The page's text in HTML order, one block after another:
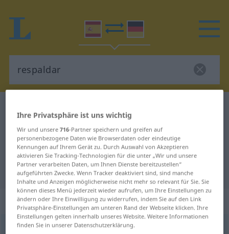
Spanisch-Deutsch Übersetzung für
"respaldar"
"respaldar" Deutsch Übersetzung
„respaldar“: verbo transitivo
respaldar [rrespalˈdar]v/t
Ihre Privatsphäre ist uns wichtig
Wir und unsere716-Partner speichern und greifen auf
personenbezogene Daten wie Browserdaten oder eindeutige
Kennungen auf Ihrem Gerät zu. Durch Auswahl von Akzeptieren
aktivieren Sie Tracking-Technologien für die unter „Wir und unsere
Partner verarbeiten Daten, um Ihnen Dienste bereitzustellen“
aufgeführten Zwecke. Wenn Tracker deaktiviert sind, sind manche
Inhalte und Anzeigen möglicherweise nicht mehr so relevant für Sie. Sie
können dieses Menü jederzeit wieder aufrufen, um Ihre Einstellungen zu
ändern oder Ihre Einwilligung zu widerrufen, indem Sie auf den Link
Privatsphäre-Einstellungen am unteren Rand der Webseite klicken. Ihre
Einstellungen gelten innerhalb unseres Website. Weitere Informationen
finden Sie in unserer Datenschutzerklärung.